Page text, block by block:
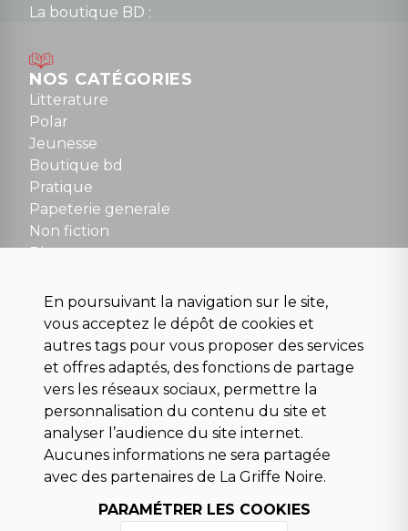
La boutique BD :
Mardi au samedi : 10h à 13h / 14h à 19h
Dimanche : 10h30 à 12h30
Tel : 01 48 89 13 88
NOUS CONTACTER
contact@la-griffe-noire.com
NOS CATÉGORIES
Litterature
Polar
Jeunesse
Boutique bd
Pratique
Papeterie generale
Non fiction
Divers
Beaux livres et art
Para scolaire
Histoire
Pochoteque
Pleiade
INFORMATIONS
Droit de rétractation
Conditions générales de vente
En poursuivant la navigation sur le site,
vous acceptez le dépôt de cookies et
autres tags pour vous proposer des services
et offres adaptés, des fonctions de partage
vers les réseaux sociaux, permettre la
personnalisation du contenu du site et
analyser l’audience du site internet.
Aucunes informations ne sera partagée
avec des partenaires de La Griffe Noire.
PARAMÉTRER LES COOKIES